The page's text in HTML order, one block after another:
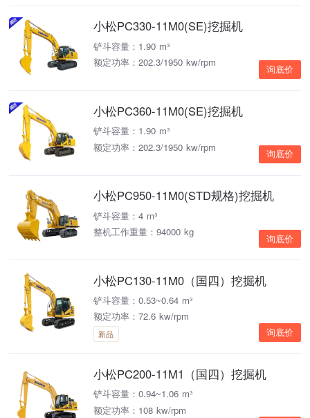
小松PC330-11M0(SE)挖掘机
铲斗容量：1.90 m³
额定功率：202.3/1950 kw/rpm
询底价
小松PC360-11M0(SE)挖掘机
铲斗容量：1.90 m³
额定功率：202.3/1950 kw/rpm
询底价
小松PC950-11M0(STD规格)挖掘机
铲斗容量：4 m³
整机工作重量：94000 kg
询底价
小松PC130-11M0（国四）挖掘机
铲斗容量：0.53~0.64 m³
额定功率：72.6 kw/rpm
新品 询底价
小松PC200-11M1（国四）挖掘机
铲斗容量：0.94~1.06 m³
额定功率：108 kw/rpm